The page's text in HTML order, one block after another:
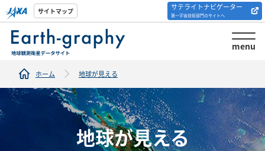
サイトマップ サテライトナビゲーター
第一宇宙技術部門のサイトへ
menu
解析ツール/サイトの
紹介
ホーム 地球が見える
地球が見える